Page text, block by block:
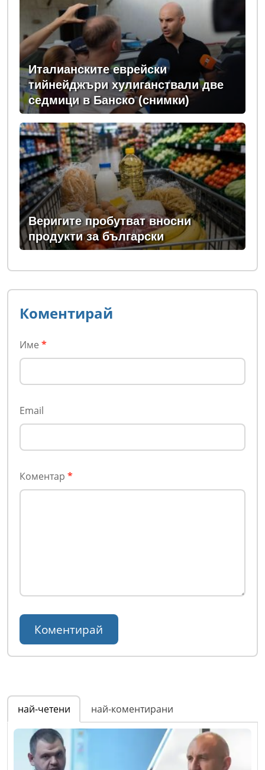
Италианските еврейски
тийнейджъри хулиганствали две
седмици в Банско (снимки)
Веригите пробутват вносни
продукти за български
Коментирай
Име *
Email
Коментар *
най-четени най-коментирани